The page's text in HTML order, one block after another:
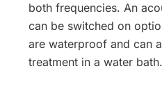
both frequencies. An
can be switched on
are waterproof and can
treatment in a water bath.